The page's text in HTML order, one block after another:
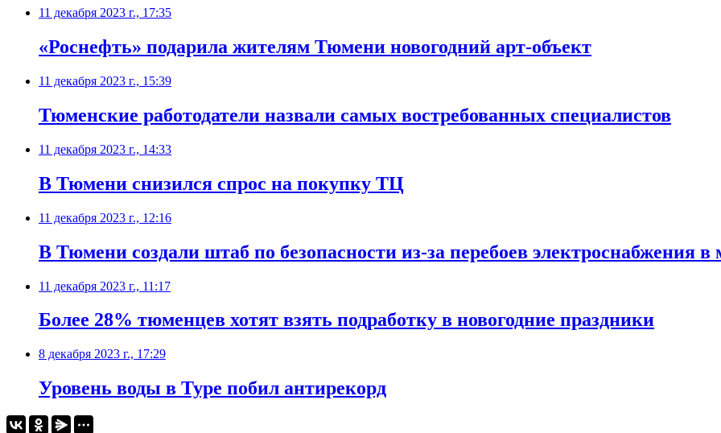
11 декабря 2023 г., 17:35
«Роснефть» подарила жителям Тюмени новогодний арт-объект
11 декабря 2023 г., 15:39
Тюменские работодатели назвали самых востребованных специалистов
11 декабря 2023 г., 14:33
В Тюмени снизился спрос на покупку ТЦ
11 декабря 2023 г., 12:16
В Тюмени создали штаб по безопасности из-за перебоев электроснабжения в
11 декабря 2023 г., 11:17
Более 28% тюменцев хотят взять подработку в новогодние праздники
8 декабря 2023 г., 17:29
Уровень воды в Туре побил антирекорд